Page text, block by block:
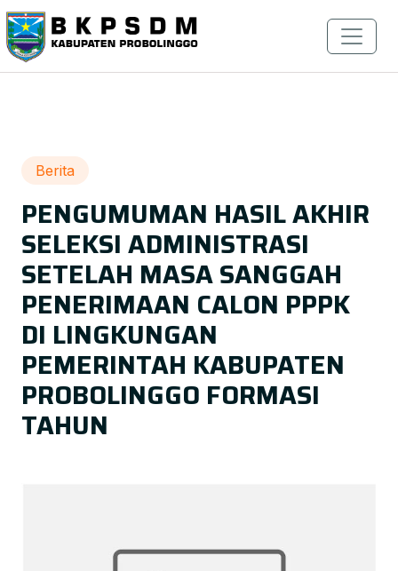
Berita
PENGUMUMAN HASIL AKHIR
SELEKSI ADMINISTRASI
SETELAH MASA SANGGAH
PENERIMAAN CALON PPPK
DI LINGKUNGAN
PEMERINTAH KABUPATEN
PROBOLINGGO FORMASI
TAHUN